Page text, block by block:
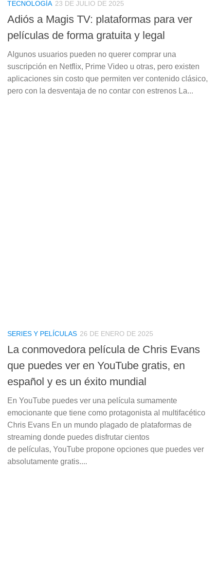
TECNOLOGÍA 23 DE JULIO DE 2025
Adiós a Magis TV: plataformas para ver
películas de forma gratuita y legal
Algunos usuarios pueden no querer comprar una
suscripción en Netflix, Prime Video u otras, pero existen
aplicaciones sin costo que permiten ver contenido clásico,
pero con la desventaja de no contar con estrenos La...
SERIES Y PELÍCULAS 26 DE ENERO DE 2025
La conmovedora película de Chris Evans
que puedes ver en YouTube gratis, en
español y es un éxito mundial
En YouTube puedes ver una película sumamente
emocionante que tiene como protagonista al multifacético
Chris Evans En un mundo plagado de plataformas de
streaming donde puedes disfrutar cientos
de películas, YouTube propone opciones que puedes ver
absolutamente gratis....